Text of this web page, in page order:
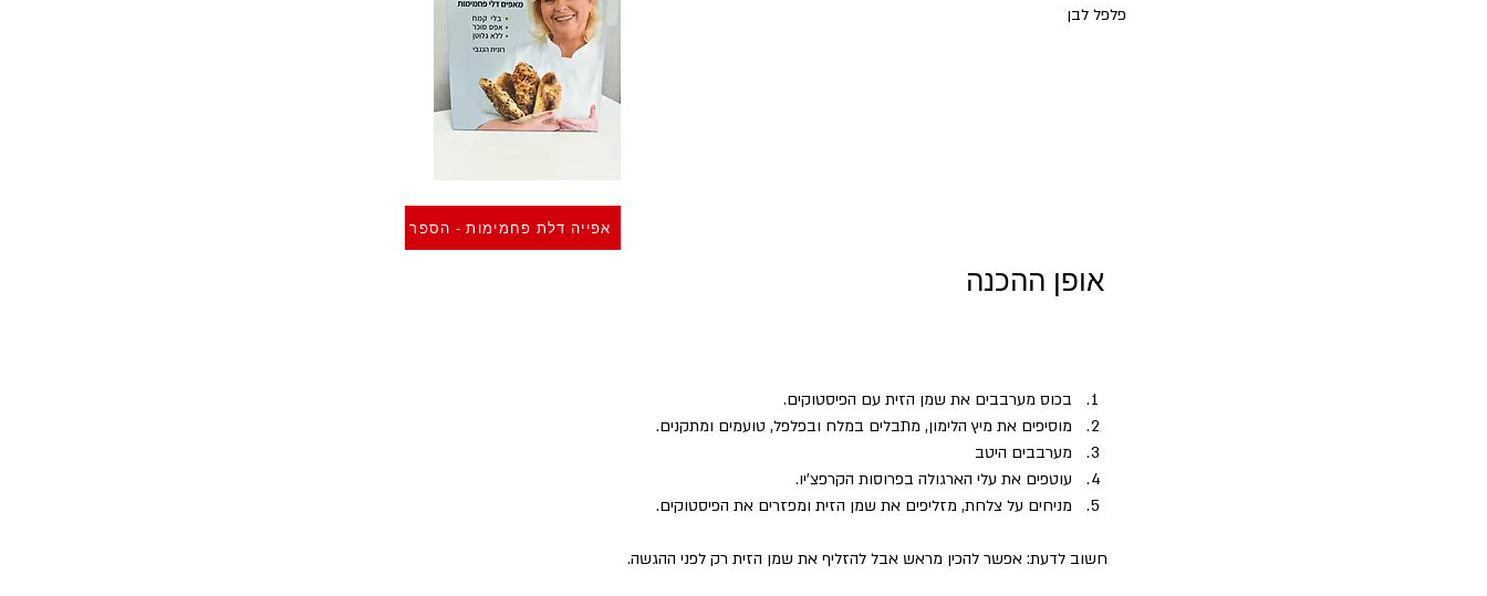
פלפל לבן
אפייה דלת פחמימות - הספר
אופן ההכנה
בכוס מערבבים את שמן הזית עם הפיסטוקים.
מוסיפים את מיץ הלימון, מתבלים במלח ובפלפל, טועמים ומתקנים.
מערבבים היטב
עוטפים את עלי הארגולה בפרוסות הקרפצ'יו.
מניחים על צלחת, מזליפים את שמן הזית ומפזרים את הפיסטוקים.
חשוב לדעת: אפשר להכין מראש אבל להזליף את שמן הזית רק לפני ההגשה.